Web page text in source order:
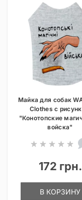
Майка для собак
Clothes с
"Конотопские
войска"
172 грн.
В КОРЗИНУ